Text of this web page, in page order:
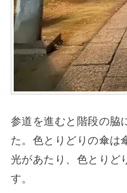
参道を進むと階段の脇
た。色とりどりの傘は
光があたり、色とりど
す。